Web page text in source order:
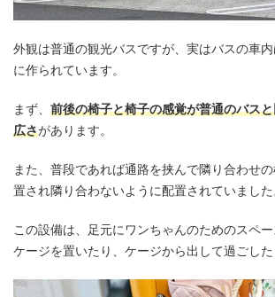
外観は普通の観光バスですが、実はバスの車
に作られています。
まず、 前後の椅子と椅子の感覚が普通のバス
広さがあります。
また、普段であれば通路を挟んで隣り合わせ
置され隣り合わないように配置されていました
この設備は、足元にワンちゃんのためのスペー
ケージを置いたり、ケージから出して過ごした